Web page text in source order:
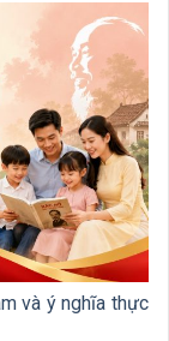
và ý nghĩa thực